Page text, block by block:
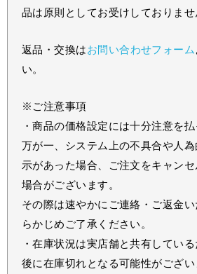
品は原則としてお受けしておりませ
返品・交換はお問い合わせフォーム
い。
※ご注意事項
・商品の価格設定には十分注意を払
万が一、システム上の不具合や人
示があった場合、ご注文をキャンセ
場合がございます。
その際は速やかにご連絡・ご返金
らかじめご了承ください。
・在庫状況は実店舗と共有してい
後に在庫切れとなる可能性がござい